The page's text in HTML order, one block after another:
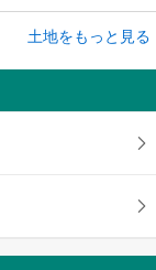
土地をもっと見る